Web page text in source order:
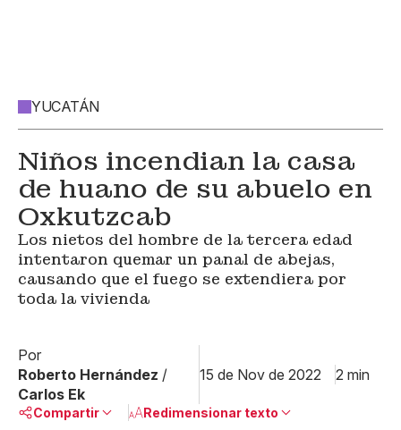
YUCATÁN
Niños incendian la casa
de huano de su abuelo en
Oxkutzcab
Los nietos del hombre de la tercera edad
intentaron quemar un panal de abejas,
causando que el fuego se extendiera por
toda la vivienda
Por
Roberto Hernández /
Carlos Ek
15 de Nov de 2022 2 min
Compartir Redimensionar texto